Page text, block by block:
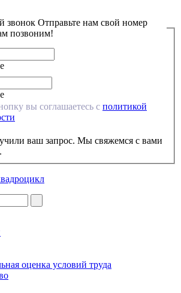
звонок Отправьте нам свой номер
позвоним!
вы соглашаетесь с политикой
ваш запрос. Мы свяжемся с вами
оценка условий труда